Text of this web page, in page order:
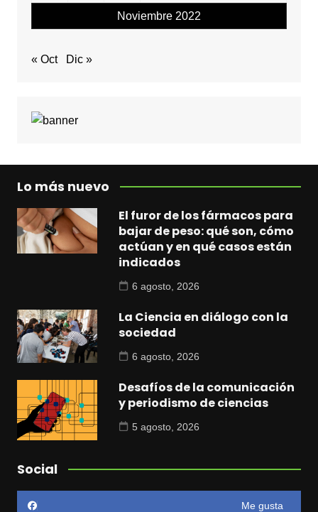
Noviembre 2022
« Oct Dic »
Lo más nuevo
El furor de los fármacos para
bajar de peso: qué son, cómo
actúan y en qué casos están
indicados
6 agosto, 2026
La Ciencia en diálogo con la
sociedad
6 agosto, 2026
Desafíos de la comunicación
y periodismo de ciencias
5 agosto, 2026
Social
Me gusta